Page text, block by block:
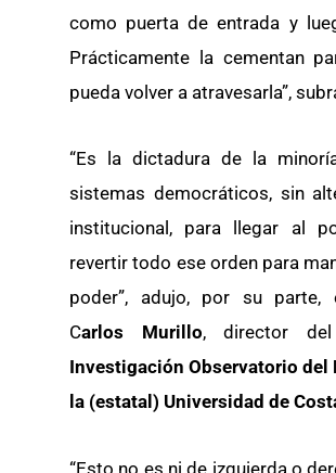
como puerta de entrada y
Prácticamente la cementan
pueda volver a atravesarla”,
“Es la dictadura de la
sistemas democráticos, sin
institucional, para llegar al
revertir todo ese orden para
poder”, adujo, por su parte,
Carlos Murillo, director
Investigación Observatorio del
la (estatal) Universidad de